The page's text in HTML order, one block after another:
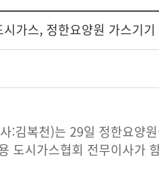
시가스, 정한요양원 가스기
:김복천)는 29일 정한요양
도시가스협회 전무이사가